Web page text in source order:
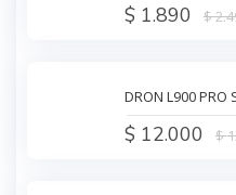
$ 1.890 $
DRON L900 PRO
$ 12.000 $